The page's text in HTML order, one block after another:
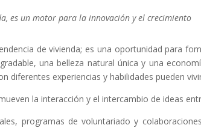
es un motor para la innovación y el crecimiento
de vivienda; es una oportunidad para
una belleza natural única y una
diferentes experiencias y habilidades pueden
la interacción y el intercambio de ideas
programas de voluntariado y